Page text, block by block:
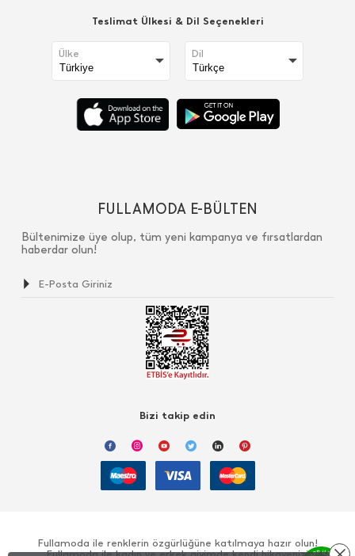
Teslimat Ülkesi & Dil Seçenekleri
Ülke Dil
FULLAMODA E-BÜLTEN
Bültenimize üye olup, tüm yeni kampanya ve fırsatlardan
haberdar olun!
Bizi takip edin
Fullamoda ile renklerin özgürlüğüne katılmaya hazır olun!